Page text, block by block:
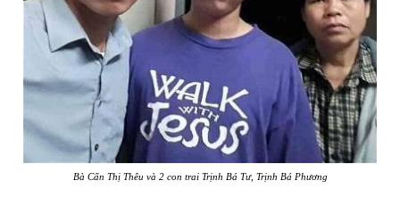
Bà Cấn Thị Thêu và 2 con trai Trịnh Bá Tư, Trịnh Bá Phương